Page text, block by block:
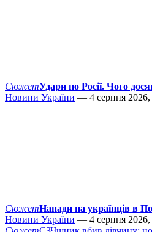
СюжетУдари по Росії. Чого
Новини України — 4 серпня 2026,
СюжетНапади на українців в
Новини України — 4 серпня 2026,